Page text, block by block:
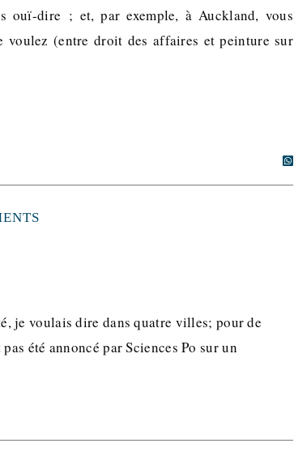
ouï-dire ; et, par exemple, à Auckland, vous
voulez (entre droit des affaires et peinture sur
je voulais dire dans quatre villes; pour de
été annoncé par Sciences Po sur un